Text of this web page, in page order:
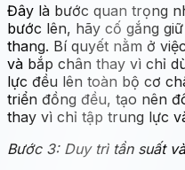
Đây là bước quan trọng
bước lên, hãy cố gắng
thang. Bí quyết nằm ở
và bắp chân thay vì chỉ
lực đều lên toàn bộ cơ
triển đồng đều, tạo nên
thay vì chỉ tập trung lực
Bước 3: Duy trì tần suất